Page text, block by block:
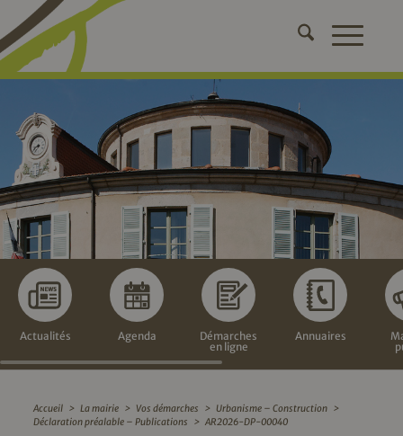
Actualités Agenda
Démarches
en ligne
Annuaires
Accueil > La mairie > Vos démarches > Urbanisme – Construction >
Déclaration préalable – Publications
> AR2026-DP-00040